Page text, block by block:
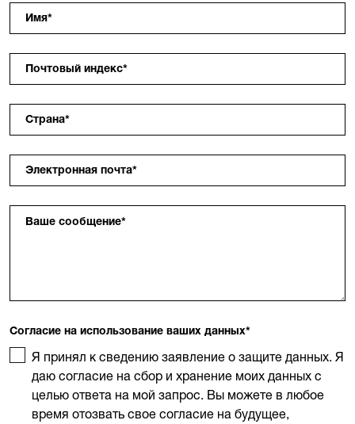
Имя*
Почтовый индекс*
Страна*
Электронная почта*
Ваше сообщение*
Согласие на использование ваших данных*
Я принял к сведению заявление о защите данных. Я
даю согласие на сбор и хранение моих данных с
целью ответа на мой запрос. Вы можете в любое
время отозвать свое согласие на будущее,